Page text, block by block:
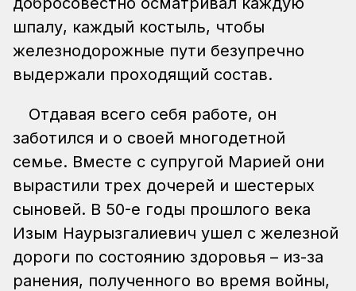
шпалу, каждый костыль, чтобы
железнодорожные пути безупречно
выдержали проходящий состав.
Отдавая всего себя работе, он
заботился и о своей многодетной
семье. Вместе с супругой Марией они
вырастили трех дочерей и шестерых
сыновей. В 50-е годы прошлого века
Изым Наурызгалиевич ушел с железной
дороги по состоянию здоровья – из-за
ранения, полученного во время войны,